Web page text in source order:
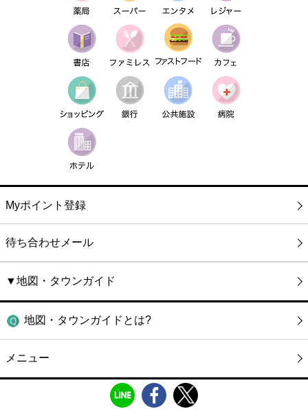
Myポイント登録
待ち合わせメール
▼地図・タウンガイド
地図・タウンガイドとは?
メニュー